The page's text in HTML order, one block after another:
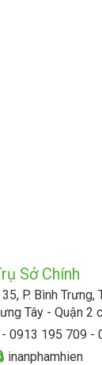
Sở Chính
P. Bình Trưng,
Tây - Quận 2
0913 195 709 -
inanphamhien